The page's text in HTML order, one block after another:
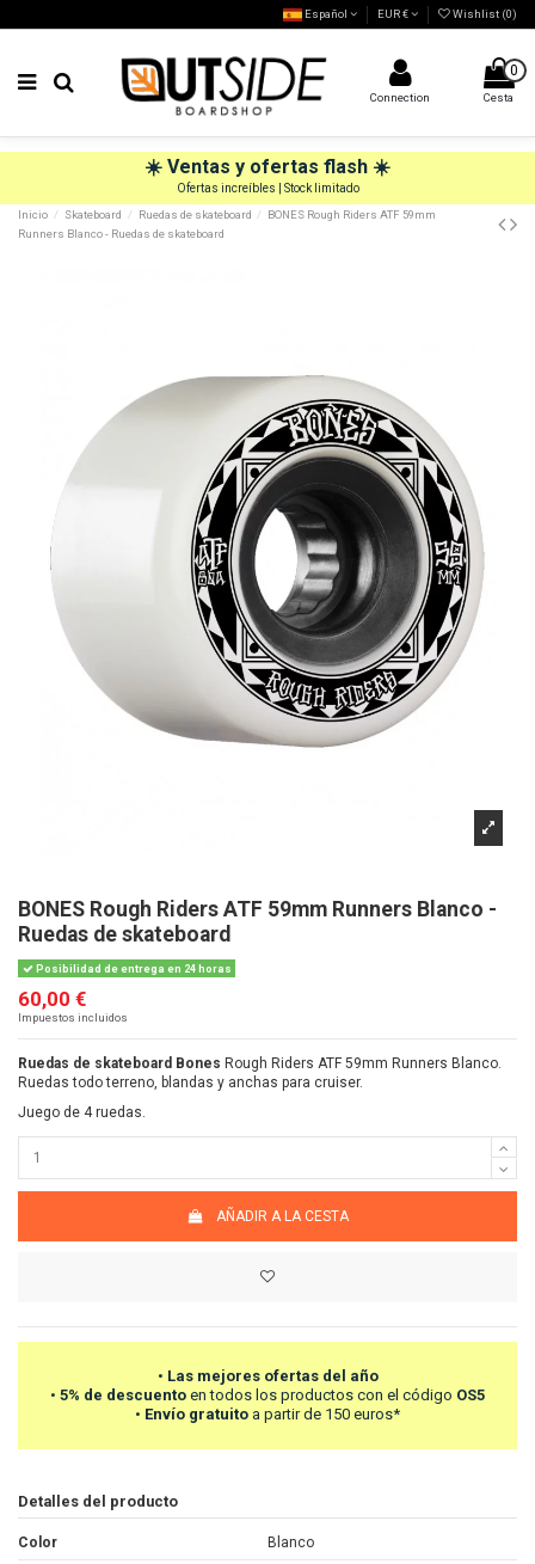
Español EUR € Wishlist (0)
Connection
0
Cesta
☀️ Ventas y ofertas flash ☀️
Ofertas increíbles | Stock limitado
Inicio
Skateboard Ruedas de skateboard
BONES Rough Riders ATF 59mm
Runners Blanco - Ruedas de skateboard
BONES Rough Riders ATF 59mm Runners Blanco -
Ruedas de skateboard
Posibilidad de entrega en 24 horas
60,00 €
Impuestos incluidos
Ruedas de skateboard Bones Rough Riders ATF 59mm Runners Blanco.
Ruedas todo terreno, blandas y anchas para cruiser.
Juego de 4 ruedas.
AÑADIR A LA CESTA
• Las mejores ofertas del año
• 5% de descuento en todos los productos con el código OS5
• Envío gratuito a partir de 150 euros*
Detalles del producto
Color Blanco